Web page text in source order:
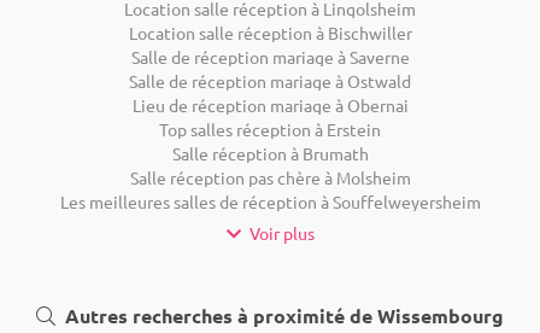
Location salle réception à Lingolsheim
Location salle réception à Bischwiller
Salle de réception mariage à Saverne
Salle de réception mariage à Ostwald
Lieu de réception mariage à Obernai
Top salles réception à Erstein
Salle réception à Brumath
Salle réception pas chère à Molsheim
Les meilleures salles de réception à Souffelweyersheim
Voir plus
Autres recherches à proximité de Wissembourg